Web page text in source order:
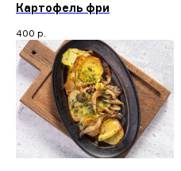
Картофель фри
400 р.